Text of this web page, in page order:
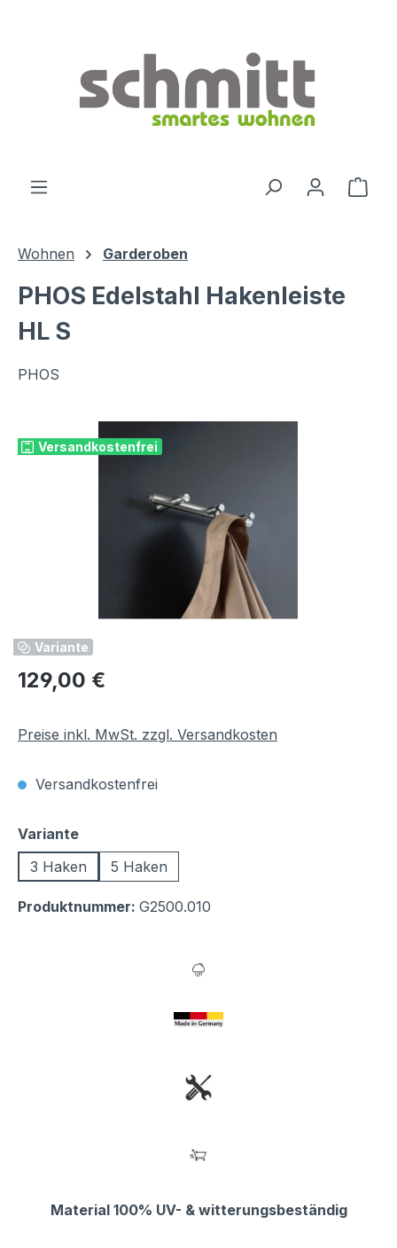
Wohnen Garderoben
PHOS Edelstahl Hakenleiste
HL S
PHOS
Versandkostenfrei
Variante
Regulärer Preis:
129,00 €
Preise inkl. MwSt. zzgl. Versandkosten
Versandkostenfrei
Varianteauswählen
3 Haken
5 Haken
Produktnummer: G2500.010
Material 100% UV- & witterungsbeständig